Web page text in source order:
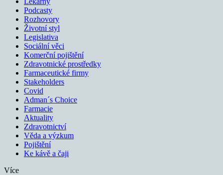
Podcasty
Rozhovory
Životní styl
Legislativa
Sociální věci
Komerční pojištění
Zdravotnické prostředky
Farmaceutické firmy
Stakeholders
Covid
Adman´s Choice
Farmacie
Aktuality
Zdravotnictví
Věda a výzkum
Pojištění
Ke kávě a čaji
Více